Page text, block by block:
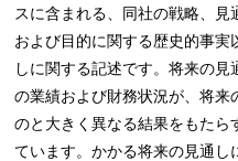
スに含まれる、同社の戦略、
および目的に関する歴史的事実
しに関する記述です。将来の
の業績および財務状況が、将来
のと大きく異なる結果をもた
ています。かかる将来の見通